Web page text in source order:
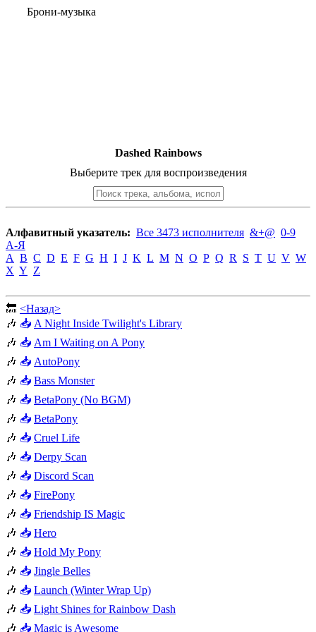
Брони-музыка
Dashed Rainbows
Выберите трек для воспроизведения
Алфавитный указатель: Все 3473 исполнителя &+@ 0-9
А-Я
A B C D E F G H I J K L M N O P Q R S T U V W
X Y Z
🔙 <Назад>
🎶 📥 A Night Inside Twilight's Library
🎶 📥 Am I Waiting on A Pony
🎶 📥 AutoPony
🎶 📥 Bass Monster
🎶 📥 BetaPony (No BGM)
🎶 📥 BetaPony
🎶 📥 Cruel Life
🎶 📥 Derpy Scan
🎶 📥 Discord Scan
🎶 📥 FirePony
🎶 📥 Friendship IS Magic
🎶 📥 Hero
🎶 📥 Hold My Pony
🎶 📥 Jingle Belles
🎶 📥 Launch (Winter Wrap Up)
🎶 📥 Light Shines for Rainbow Dash
🎶 📥 Magic is Awesome